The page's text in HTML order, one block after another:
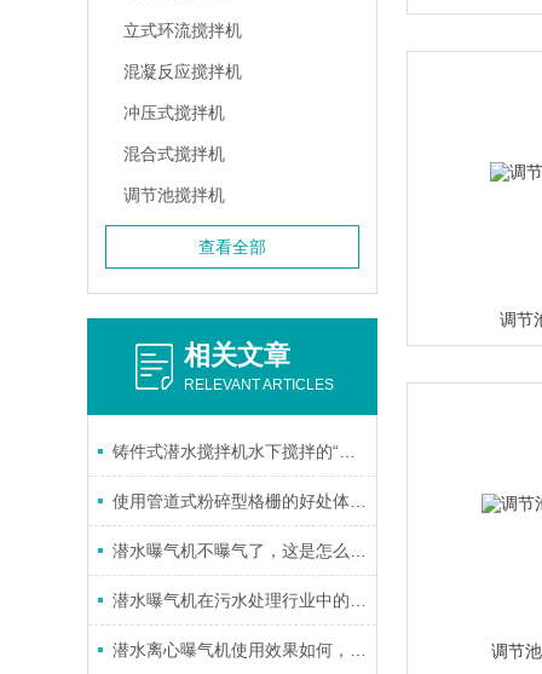
立式环流搅拌机
混凝反应搅拌机
冲压式搅拌机
混合式搅拌机
调节池搅拌机
查看全部
相关文章
RELEVANT ARTICLES
调节
调节